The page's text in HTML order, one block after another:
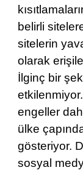
belirli
sitelerin
olarak
İlginç bir
engeller
ülke
gösteriyor.
sosyal